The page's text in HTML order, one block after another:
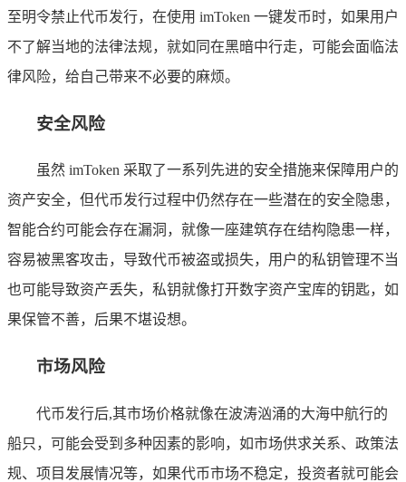
至明令禁止代币发行，在使用 imToken 一键发币时，如果用户
不了解当地的法律法规，就如同在黑暗中行走，可能会面临法
律风险，给自己带来不必要的麻烦。
安全风险
虽然 imToken 采取了一系列先进的安全措施来保障用户的
资产安全，但代币发行过程中仍然存在一些潜在的安全隐患，
智能合约可能会存在漏洞，就像一座建筑存在结构隐患一样，
容易被黑客攻击，导致代币被盗或损失，用户的私钥管理不当
也可能导致资产丢失，私钥就像打开数字资产宝库的钥匙，如
果保管不善，后果不堪设想。
市场风险
代币发行后,其市场价格就像在波涛汹涌的大海中航行的
船只，可能会受到多种因素的影响，如市场供求关系、政策法
规、项目发展情况等，如果代币市场不稳定，投资者就可能会